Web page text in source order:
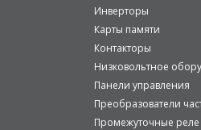
Инверторы
Карты памяти
Контакторы
Низковольтное
Панели управления
Преобразователи
Промежуточные реле